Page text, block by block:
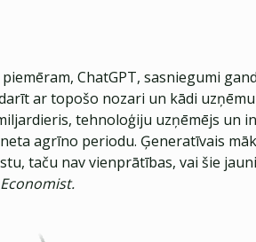
ChatGPT, sasniegumi
ar topošo nozari un kādi
tehnoloģiju uzņēmējs un
agrīno periodu. Ģeneratīvais
taču nav vienprātības, vai šie